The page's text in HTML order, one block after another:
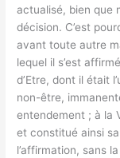
actualisé, bien que
décision. C’est
avant toute autre
lequel il s’est
d’Etre, dont il était
non-être,
entendement ; à la
et constitué ainsi
l’affirmation, sans